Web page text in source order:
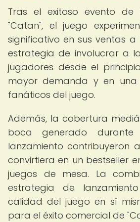
Tras el exitoso evento de
"Catan", el juego
significativo en sus ventas a
estrategia de involucrar a
jugadores desde el
mayor demanda y en
fanáticos del juego.
Además, la cobertura
boca generado
lanzamiento contribuyeron
convirtiera en un bestseller
juegos de mesa. La
estrategia de
calidad del juego en sí
para el éxito comercial de